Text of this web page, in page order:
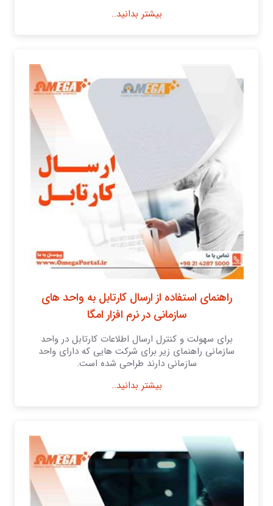
بیشتر بدانید..
راهنمای استفاده از ارسال کارتابل به واحد های
سازمانی در نرم افزار امگا
برای سهولت و کنترل ارسال اطلاعات کارتابل در واحد
سازمانی راهنمای زیر برای شرکت هایی که دارای واحد
سازمانی دارند طراحی شده است.
بیشتر بدانید..